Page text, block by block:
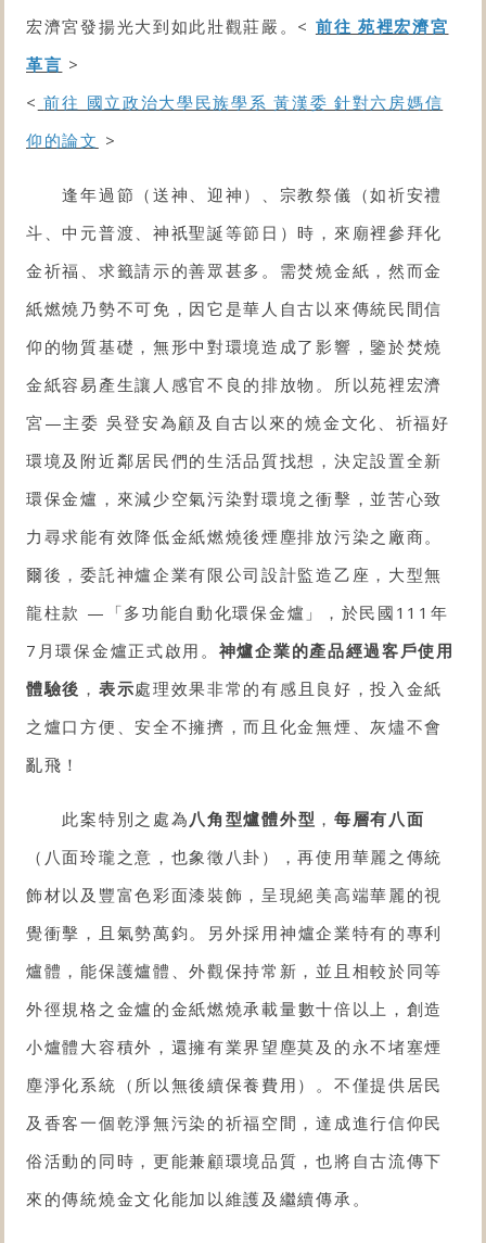
宏濟宮發揚光大到如此壯觀莊嚴。< 前往 苑裡宏濟宮
革言 >
< 前往 國立政治大學民族學系 黃漢委 針對六房媽信
仰的論文 >
逢年過節（送神、迎神）、宗教祭儀（如祈安禮
斗、中元普渡、神祇聖誕等節日）時，來廟裡參拜化
金祈福、求籤請示的善眾甚多。需焚燒金紙，然而金
紙燃燒乃勢不可免，因它是華人自古以來傳統民間信
仰的物質基礎，無形中對環境造成了影響，鑒於焚燒
金紙容易產生讓人感官不良的排放物。所以苑裡宏濟
宮—主委 吳登安為顧及自古以來的燒金文化、祈福好
環境及附近鄰居民們的生活品質找想，決定設置全新
環保金爐 ，來減少空氣污染對環境之衝擊，並苦心致
力尋求能有效降低金紙燃燒後煙塵排放污染之廠商。
爾後，委託神爐企業有限公司設計監造乙座，大型無
龍柱款 —「多功能自動化環保金爐 」，於民國111年
7月環保金爐正式啟用。 神爐企業的產品經過客戶使用
體驗後 ， 表示處理效果非常的有感且良好，投入金紙
之爐口方便、安全不擁擠，而且化金無煙、灰燼不會
亂飛！
此案特別之處為 八角型爐體外型 ， 每層有八面
（八面玲瓏之意，也象徵八卦），再使用華麗之傳統
飾材以及豐富色彩面漆裝飾，呈現絕美高端華麗的視
覺衝擊，且氣勢萬鈞。 另外採用神爐企業特有的專利
爐體，能保護爐體、外觀保持常新，並且相較於同等
外徑規格之 金爐 的金紙燃燒承載量數十倍以上，創造
小爐體大容積外，還擁有業界望塵莫及的永不堵塞煙
塵淨化系統（所以無後續保養費用）。不僅提供居民
及香客一個乾淨無污染的祈福空間，達成進行信仰民
俗活動的同時，更能兼顧環境品質，也將自古流傳下
來的傳統燒金文化能加以維護及繼續傳承。